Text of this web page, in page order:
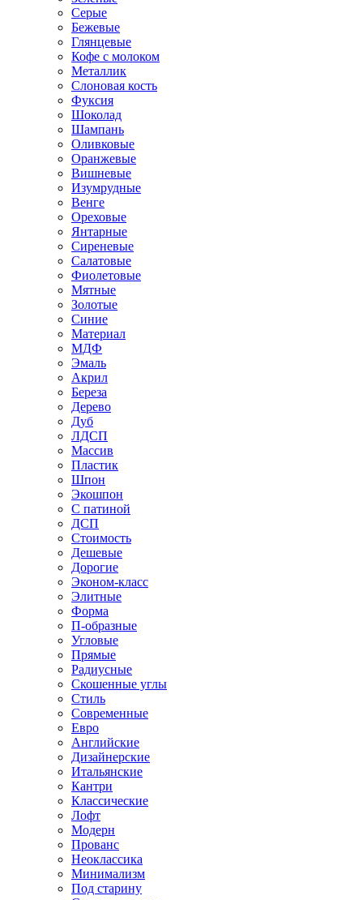
Серые
Бежевые
Глянцевые
Кофе с молоком
Металлик
Слоновая кость
Фуксия
Шоколад
Шампань
Оливковые
Оранжевые
Вишневые
Изумрудные
Венге
Ореховые
Янтарные
Сиреневые
Салатовые
Фиолетовые
Мятные
Золотые
Синие
Материал
МДФ
Эмаль
Акрил
Береза
Дерево
Дуб
ЛДСП
Массив
Пластик
Шпон
Экошпон
С патиной
ДСП
Стоимость
Дешевые
Дорогие
Эконом-класс
Элитные
Форма
П-образные
Угловые
Прямые
Радиусные
Скошенные углы
Стиль
Современные
Евро
Английские
Дизайнерские
Итальянские
Кантри
Классические
Лофт
Модерн
Прованс
Неоклассика
Минимализм
Под старину